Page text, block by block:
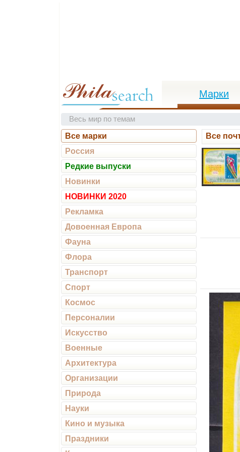
Марки
Весь мир по темам
Все марки
Россия
Редкие выпуски
Новинки
НОВИНКИ 2020
Рекламка
Довоенная Европа
Фауна
Флора
Транспорт
Спорт
Космос
Персоналии
Искусство
Военные
Архитектура
Организации
Природа
Науки
Кино и музыка
Праздники
Все